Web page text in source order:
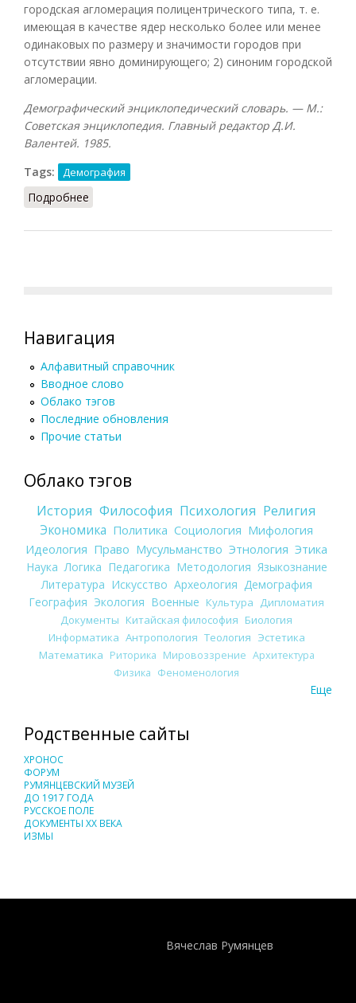
городская агломерация полицентрического типа, т. е.
имеющая в качестве ядер несколько более или менее
одинаковых по размеру и значимости городов при
отсутствии явно доминирующего; 2) синоним городской
агломерации.
Демографический энциклопедический словарь. — М.:
Советская энциклопедия. Главный редактор Д.И.
Валентей. 1985.
Tags:
Демография
Подробнее
Навигация
Алфавитный справочник
Вводное слово
Облако тэгов
Последние обновления
Прочие статьи
Облако тэгов
История Философия Психология Религия
Экономика Политика Социология Мифология
Идеология Право Мусульманство Этнология Этика
Наука Логика Педагогика Методология Языкознание
Литература Искусство Археология Демография
География Экология Военные Культура
Дипломатия
Документы Китайская философия Биология
Информатика Антропология Теология Эстетика
Математика Риторика Мировоззрение Архитектура
Физика Феноменология
Еще
Родственные сайты
ХРОНОС
ФОРУМ
РУМЯНЦЕВСКИЙ МУЗЕЙ
ДО 1917 ГОДА
РУССКОЕ ПОЛЕ
ДОКУМЕНТЫ XX ВЕКА
ИЗМЫ
Вячеслав Румянцев